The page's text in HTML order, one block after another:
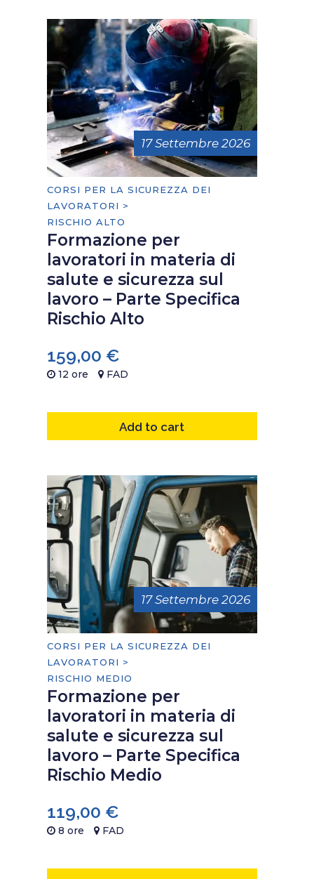
17 Settembre 2026
CORSI PER LA SICUREZZA DEI
LAVORATORI >
RISCHIO ALTO
Formazione per
lavoratori in materia di
salute e sicurezza sul
lavoro – Parte Specifica
Rischio Alto
159,00 €
12 ore FAD
Add to cart
17 Settembre 2026
CORSI PER LA SICUREZZA DEI
LAVORATORI >
RISCHIO MEDIO
Formazione per
lavoratori in materia di
salute e sicurezza sul
lavoro – Parte Specifica
Rischio Medio
119,00 €
8 ore FAD